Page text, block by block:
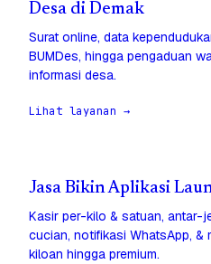
Desa di Demak
Surat online, data
BUMDes, hingga pengaduan
informasi desa.
Lihat layanan →
Jasa Bikin Aplikasi
Kasir per-kilo & satuan, antar-
cucian, notifikasi WhatsApp,
kiloan hingga premium.